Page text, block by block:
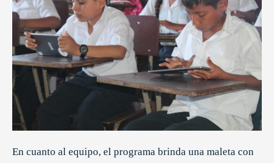
En cuanto al equipo, el programa brinda una maleta con